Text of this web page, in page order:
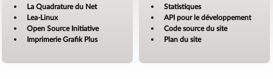
La Quadrature du Net
Lea-Linux
Open Source Initiative
Imprimerie Grafik Plus
Statistiques
API pour le développement
Code source du site
Plan du site